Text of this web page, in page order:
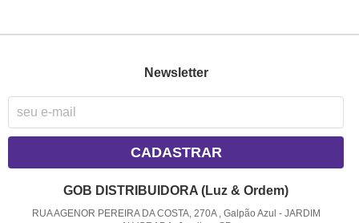
Newsletter
CADASTRAR
GOB DISTRIBUIDORA (Luz & Ordem)
RUA AGENOR PEREIRA DA COSTA, 270A , Galpão Azul - JARDIM